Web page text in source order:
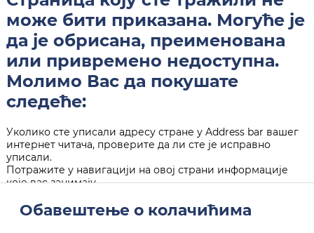
може бити приказана. Могуће је
да је обрисана, преименована
или привремено недоступна.
Молимо Вас да покушате
следеће:
Уколико сте уписали адресу стране у Address bar вашег
интернет читача, проверите да ли сте је исправно
уписали.
Потражите у навигацији на овој страни информације
које вас занимају.
Обавештење о колачићима